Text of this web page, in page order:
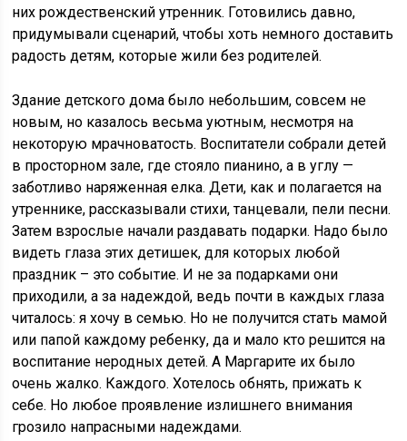
них рождественский утренник. Готовились давно,
придумывали сценарий, чтобы хоть немного доставить
радость детям, которые жили без родителей.
Здание детского дома было небольшим, совсем не
новым, но казалось весьма уютным, несмотря на
некоторую мрачноватость. Воспитатели собрали детей
в просторном зале, где стояло пианино, а в углу —
заботливо наряженная елка. Дети, как и полагается на
утреннике, рассказывали стихи, танцевали, пели песни.
Затем взрослые начали раздавать подарки. Надо было
видеть глаза этих детишек, для которых любой
праздник – это событие. И не за подарками они
приходили, а за надеждой, ведь почти в каждых глаза
читалось: я хочу в семью. Но не получится стать мамой
или папой каждому ребенку, да и мало кто решится на
воспитание неродных детей. А Маргарите их было
очень жалко. Каждого. Хотелось обнять, прижать к
себе. Но любое проявление излишнего внимания
грозило напрасными надеждами.